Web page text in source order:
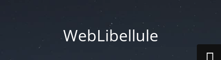
WebLibellule